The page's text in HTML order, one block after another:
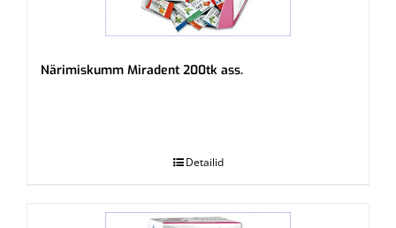
Närimiskumm Miradent 200tk ass.
Detailid